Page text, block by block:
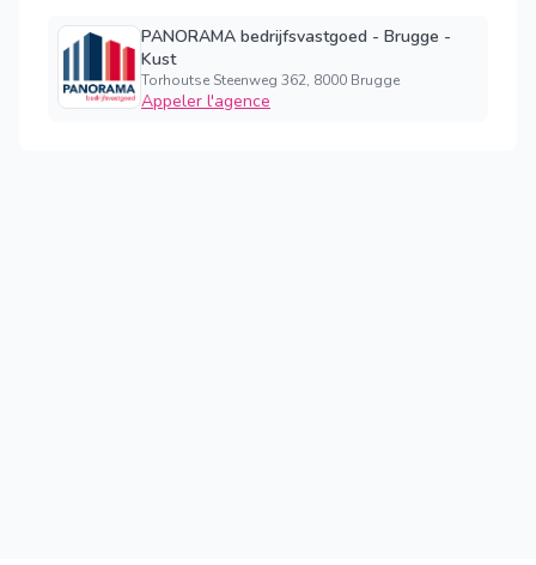
PANORAMA bedrijfsvastgoed - Brugge -
Kust
Torhoutse Steenweg 362, 8000 Brugge
Appeler l'agence